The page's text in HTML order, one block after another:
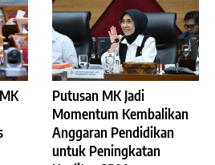
Putusan MK Jadi
Momentum Kembalikan
Anggaran Pendidikan
untuk Peningkatan
ReportaseBisnis.
Pemberitaan Media Siber
Disclaimer